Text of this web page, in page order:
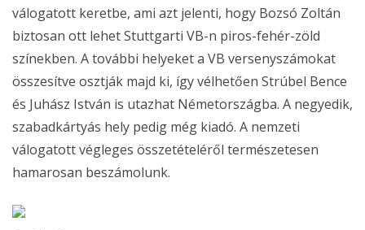
válogatott keretbe, ami azt jelenti, hogy Bozsó Zoltán
biztosan ott lehet Stuttgarti VB-n piros-fehér-zöld
színekben. A további helyeket a VB versenyszámokat
összesítve osztják majd ki, így vélhetően Strúbel Bence
és Juhász István is utazhat Németországba. A negyedik,
szabadkártyás hely pedig még kiadó. A nemzeti
válogatott végleges összetételéről természetesen
hamarosan beszámolunk.